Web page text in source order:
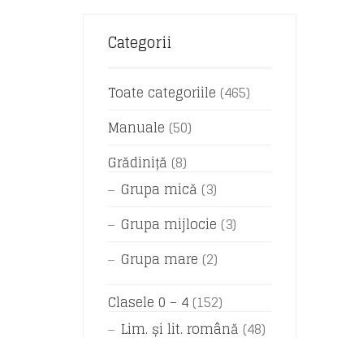
Categorii
Toate categoriile (465)
Manuale (50)
Grădiniță (8)
Grupa mică (3)
Grupa mijlocie (3)
Grupa mare (2)
Clasele 0 – 4 (152)
Lim. și lit. română (48)